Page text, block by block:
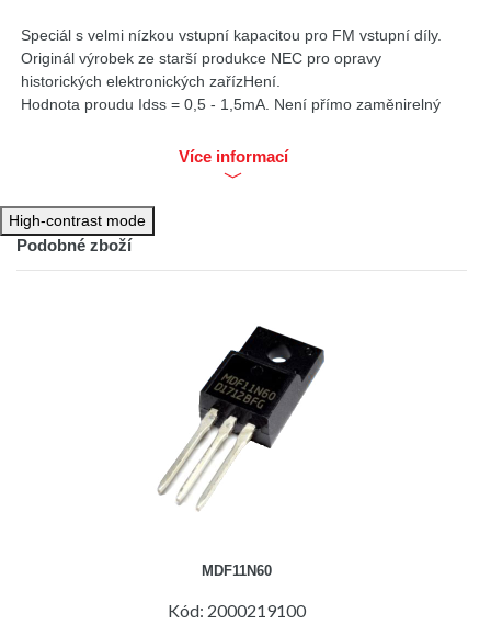
Speciál s velmi nízkou vstupní kapacitou pro FM vstupní díly.
Originál výrobek ze starší produkce NEC pro opravy
historických elektronických zařízHení.
Hodnota proudu Idss = 0,5 - 1,5mA. Není přímo zaměnirelný
Více informací
High-contrast mode
Podobné zboží
MDF11N60
Kód: 2000219100